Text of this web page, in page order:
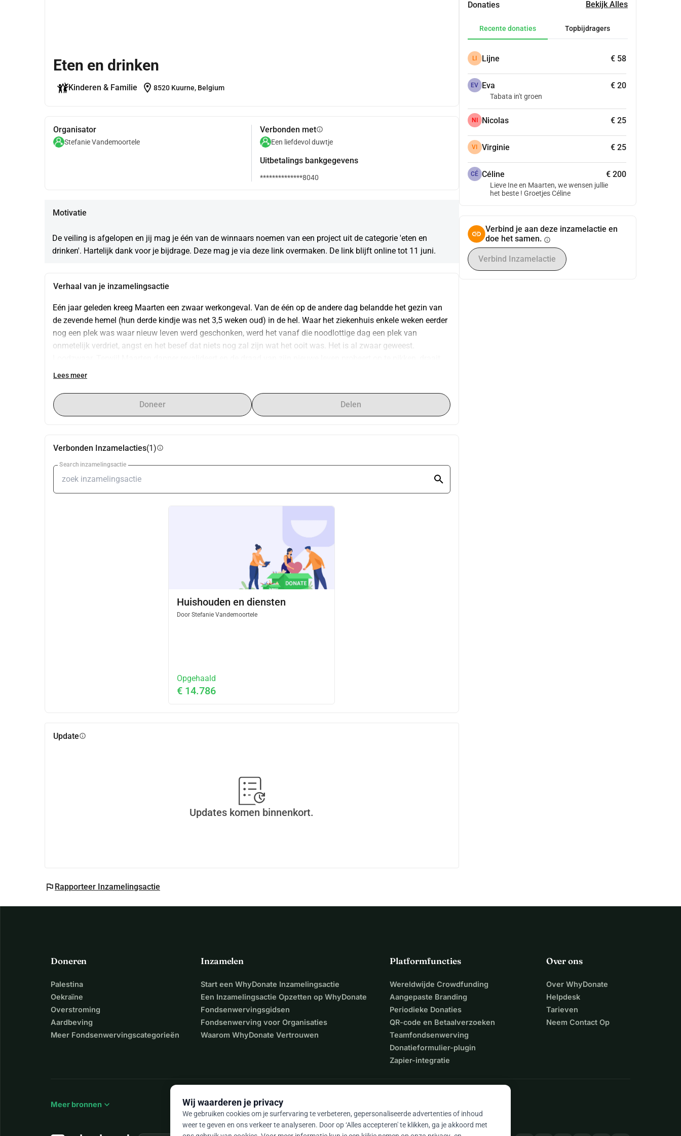
Eten en drinken
Kinderen & Familie location_on 8520 Kuurne, Belgium
Organisator
Stefanie Vandemoortele
Verbonden metinfo
Een liefdevol duwtje
Uitbetalings bankgegevens
**************8040
Motivatie
De veiling is afgelopen en jij mag je één van de winnaars noemen van een project uit de categorie 'eten en
drinken'. Hartelijk dank voor je bijdrage. Deze mag je via deze link overmaken. De link blijft online tot 11 juni.
Verhaal van je inzamelingsactie
Eén jaar geleden kreeg Maarten een zwaar werkongeval. Van de één op de andere dag belandde het gezin van
de zevende hemel (hun derde kindje was net 3,5 weken oud) in de hel. Waar het ziekenhuis enkele weken eerder
nog een plek was waar nieuw leven werd geschonken, werd het vanaf die noodlottige dag een plek van
onmetelijk verdriet, angst en het besef dat niets nog zal zijn wat het ooit was. Het is al zwaar geweest.
de wereld verder. Ine draagt ondertussen met oneindig veel moederliefde de zorg voor hun 3 lieve dochters. Full-
voortreffelijk, maar de toekomst die ze samen voor ogen hadden, zag er uiteraard helemaal anders uit. Vandaag
staan ze voor een nieuwe uitdaging: hun woning aanpassen aan de noden die zich stellen. En daar willen wij
Lees meer
Doneer Delen
Verbonden Inzamelacties(1)info
Search inzamelingsactie
Huishouden en diensten
Door Stefanie Vandemoortele
Opgehaald
€ 14.786
Updateinfo
Updates komen binnenkort.
flag Rapporteer Inzamelingsactie
Donaties Bekijk Alles
Recente donaties Topbijdragers
LI Lijne € 58
EV Eva € 20
Tabata in't groen
NI Nicolas € 25
VI Virginie € 25
CÉ Céline € 200
Lieve Ine en Maarten, we wensen jullie
het beste ! Groetjes Céline
Verbind je aan deze inzamelactie en
doe het samen. info
Verbind Inzamelactie
Doneren
Palestina
Oekraïne
Overstroming
Aardbeving
Meer Fondsenwervingscategorieën
Inzamelen
Start een WhyDonate Inzamelingsactie
Een Inzamelingsactie Opzetten op WhyDonate
Fondsenwervingsgidsen
Fondsenwerving voor Organisaties
Waarom WhyDonate Vertrouwen
Platformfuncties
Wereldwijde Crowdfunding
Aangepaste Branding
Periodieke Donaties
QR-code en Betaalverzoeken
Teamfondsenwerving
Donatieformulier-plugin
Zapier-integratie
Over ons
Over WhyDonate
Helpdesk
Tarieven
Neem Contact Op
Meer bronnen expand_more Wij waarderen je privacy
We gebruiken cookies om je surfervaring te verbeteren, gepersonaliseerde advertenties of inhoud
weer te geven en ons verkeer te analyseren. Door op ‘Alles accepteren' te klikken, ga je akkoord met